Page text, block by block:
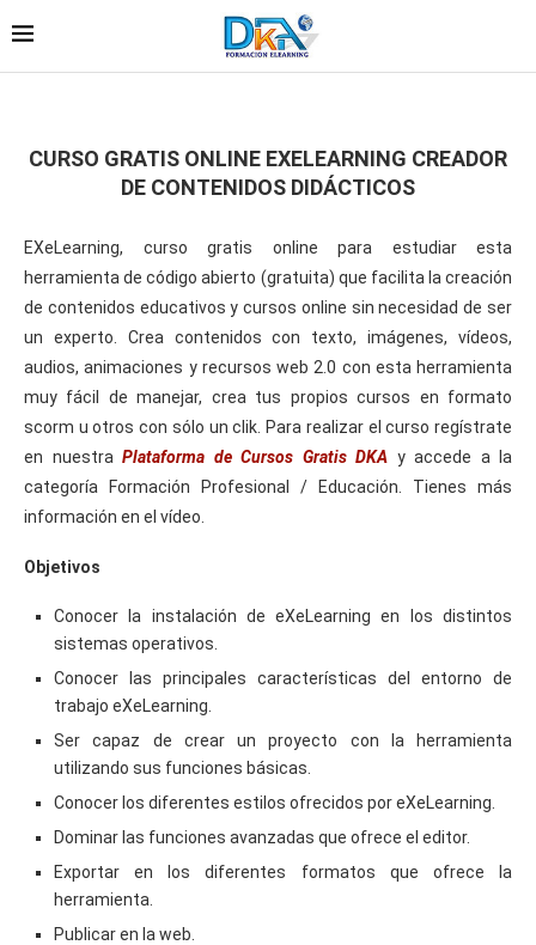
CURSO GRATIS ONLINE EXELEARNING CREADOR
DE CONTENIDOS DIDÁCTICOS
EXeLearning, curso gratis online para estudiar esta
herramienta de código abierto (gratuita) que facilita la creación
de contenidos educativos y cursos online sin necesidad de ser
un experto. Crea contenidos con texto, imágenes, vídeos,
audios, animaciones y recursos web 2.0 con esta herramienta
muy fácil de manejar, crea tus propios cursos en formato
scorm u otros con sólo un clik. Para realizar el curso regístrate
en nuestra Plataforma de Cursos Gratis DKA y accede a la
categoría Formación Profesional / Educación. Tienes más
información en el vídeo.
Objetivos
Conocer la instalación de eXeLearning en los distintos
sistemas operativos.
Conocer las principales características del entorno de
trabajo eXeLearning.
Ser capaz de crear un proyecto con la herramienta
utilizando sus funciones básicas.
Conocer los diferentes estilos ofrecidos por eXeLearning.
Dominar las funciones avanzadas que ofrece el editor.
Exportar en los diferentes formatos que ofrece la
herramienta.
Publicar en la web.